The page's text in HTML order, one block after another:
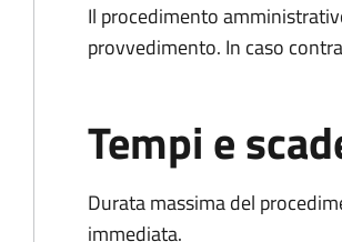
Il procedimento
provvedimento. In caso
Tempi e
Durata massima del
immediata.